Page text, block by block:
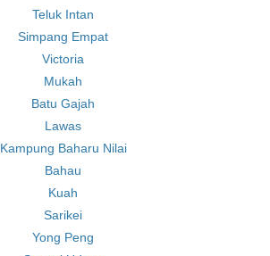
Teluk Intan
Simpang Empat
Victoria
Mukah
Batu Gajah
Lawas
Kampung Baharu Nilai
Bahau
Kuah
Sarikei
Yong Peng